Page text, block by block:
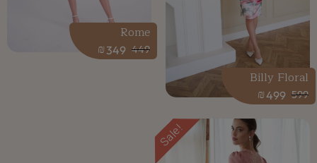
599
499
₪
Billy Floral
449
349
₪
Rome
Sale!